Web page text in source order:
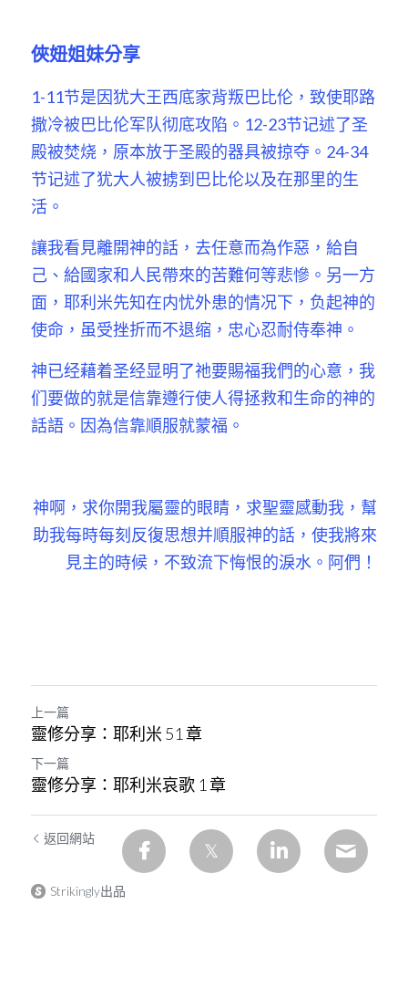
俠妞姐妹分享
1-11节是因犹大王西底家背叛巴比伦，致使耶路
撒冷被巴比伦军队彻底攻陷。12-23节记述了圣
殿被焚烧，原本放于圣殿的器具被掠夺。24-34
节记述了犹大人被掳到巴比伦以及在那里的生
活。
讓我看見離開神的話，去任意而為作惡，給自
己、給國家和人民帶來的苦難何等悲慘。另一方
面，耶利米先知在内忧外患的情况下，负起神的
使命，虽受挫折而不退缩，忠心忍耐侍奉神。
神已经藉着圣经显明了祂要賜福我們的心意，我
们要做的就是信靠遵行使人得拯救和生命的神的
話語。因為信靠順服就蒙福。
神啊，求你開我屬靈的眼睛，求聖靈感動我，幫
助我每時每刻反復思想并順服神的話，使我將來
見主的時候，不致流下悔恨的淚水。阿們！
上一篇
靈修分享：耶利米 51 章
下一篇
靈修分享：耶利米哀歌 1 章
返回網站
Strikingly出品